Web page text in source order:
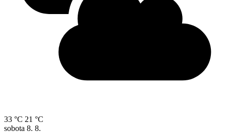
33 °C 21 °C
sobota 8. 8.